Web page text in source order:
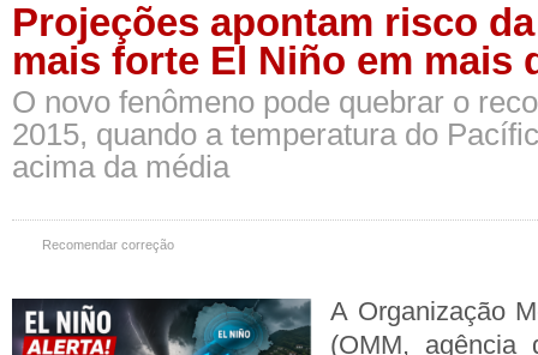
Projeções apontam risco
mais forte El Niño em mais
O novo fenômeno pode quebrar o
2015, quando a temperatura do
acima da média
Recomendar correção
A Organização
(OMM, agência